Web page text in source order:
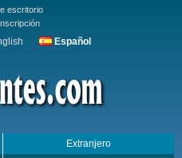
escritorio
Español
Extranjero